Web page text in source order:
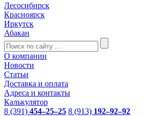
Лесосибирск
Красноярск
Иркутск
Абакан
О компании
Новости
Статьи
Доставка и оплата
Адреса и контакты
Калькулятор
8 (391) 454–25–25 8 (913) 192–92–92